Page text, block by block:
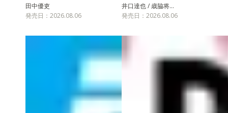
田中優吏
発売日：2026.08.06
井口達也 / 歳脇将…
発売日：2026.08.06